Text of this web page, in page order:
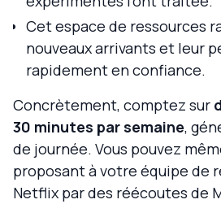
Cet espace de ressources
nouveaux arrivants et leur
rapidement en confiance.
Concrètement, comptez sur
30 minutes par semaine,
de journée. Vous pouvez
proposant à votre équipe de
Netflix par des réécoutes de